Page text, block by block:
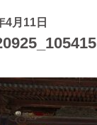
4月11日